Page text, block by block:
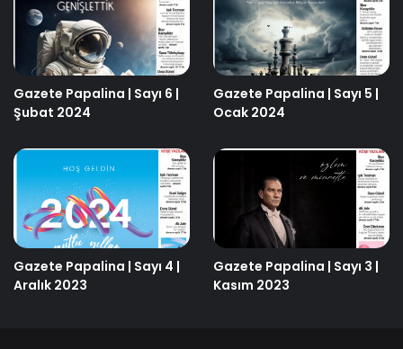
Gazete Papalina | Sayı 6 |
Şubat 2024
Gazete Papalina | Sayı 5 |
Ocak 2024
Gazete Papalina | Sayı 4 |
Aralık 2023
Gazete Papalina | Sayı 3 |
Kasım 2023